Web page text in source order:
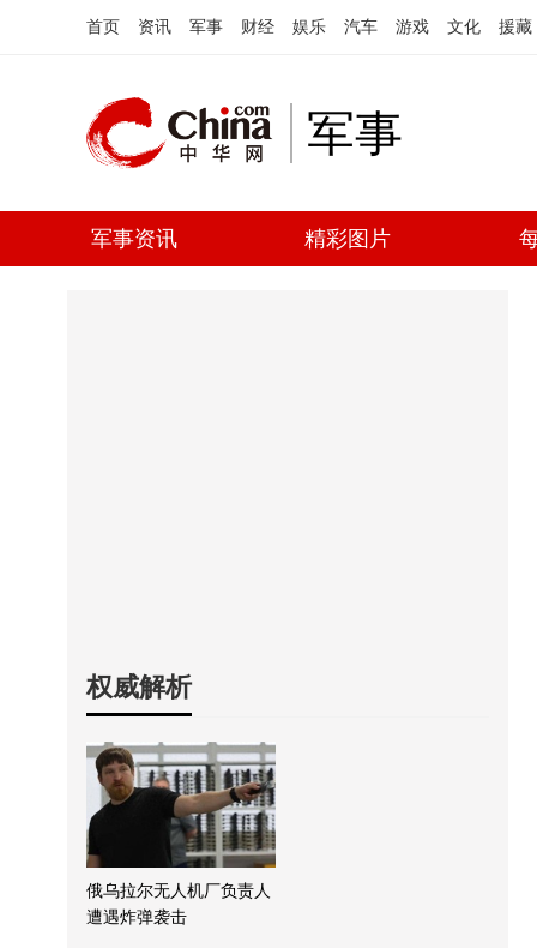
首页 资讯 军事 财经 娱乐 汽车 游戏 文化 援藏
军事
军事资讯 精彩图片
权威解析
俄乌拉尔无人机厂负责人
遭遇炸弹袭击